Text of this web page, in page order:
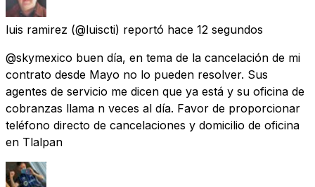
luis ramirez (@luiscti) reportó hace 12 segundos
@skymexico buen día, en tema de la cancelación de mi
contrato desde Mayo no lo pueden resolver. Sus
agentes de servicio me dicen que ya está y su oficina de
cobranzas llama n veces al día. Favor de proporcionar
teléfono directo de cancelaciones y domicilio de oficina
en Tlalpan